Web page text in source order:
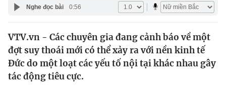
Thế giới
Tin tức
Công nghệ
Nghe đọc bài 0:56
VTV.vn - Các chuyên gia đang cảnh báo về một
đợt suy thoái mới có thể xảy ra với nền kinh tế
Đức do một loạt các yếu tố nội tại khác nhau gây
tác động tiêu cực.